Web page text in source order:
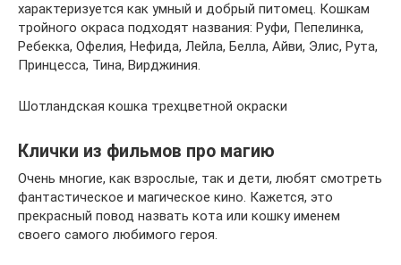
характеризуется как умный и добрый питомец. Кошкам
тройного окраса подходят названия: Руфи, Пепелинка,
Ребекка, Офелия, Нефида, Лейла, Белла, Айви, Элис, Рута,
Принцесса, Тина, Вирджиния.
Шотландская кошка трехцветной окраски
Клички из фильмов про магию
Очень многие, как взрослые, так и дети, любят смотреть
фантастическое и магическое кино. Кажется, это
прекрасный повод назвать кота или кошку именем
своего самого любимого героя.